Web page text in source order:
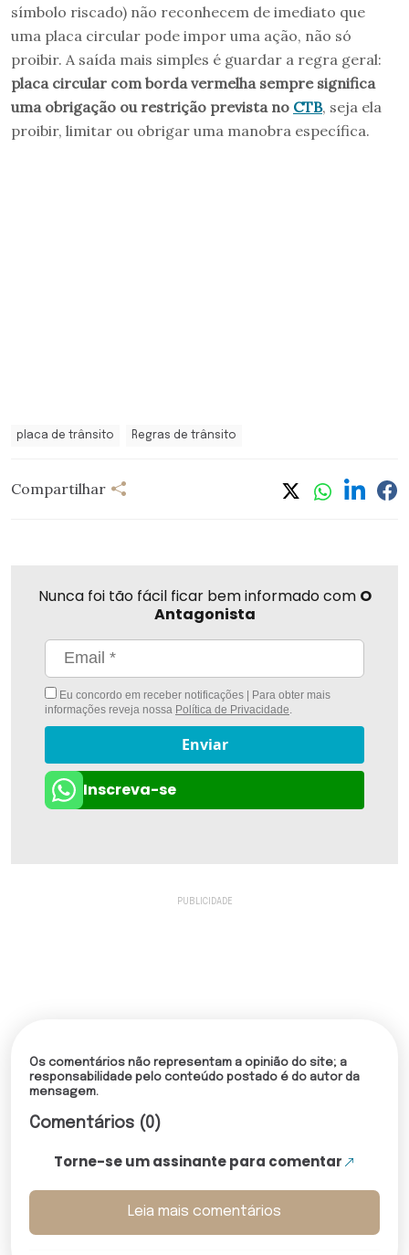
símbolo riscado) não reconhecem de imediato que
uma placa circular pode impor uma ação, não só
proibir. A saída mais simples é guardar a regra geral:
placa circular com borda vermelha sempre significa
uma obrigação ou restrição prevista no CTB, seja ela
proibir, limitar ou obrigar uma manobra específica.
placa de trânsito Regras de trânsito
Compartilhar
Nunca foi tão fácil ficar bem informado com O
Antagonista
Eu concordo em receber notificações | Para obter mais
informações reveja nossa Política de Privacidade.
Enviar
Inscreva-se
Os comentários não representam a opinião do site; a
responsabilidade pelo conteúdo postado é do autor da
mensagem.
Comentários (0)
Torne-se um assinante para comentar
Leia mais comentários